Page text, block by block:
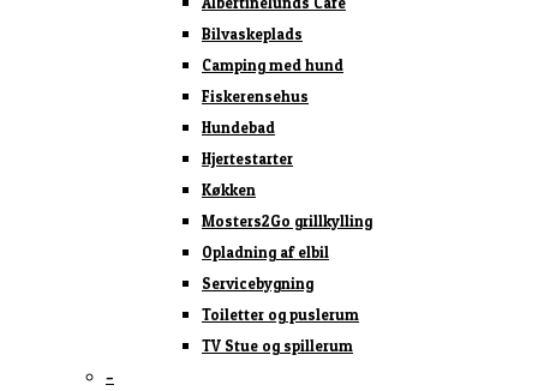
Bilvaskeplads
Camping med hund
Fiskerensehus
Hundebad
Hjertestarter
Køkken
Mosters2Go grillkylling
Opladning af elbil
Servicebygning
Toiletter og puslerum
TV Stue og spillerum
–